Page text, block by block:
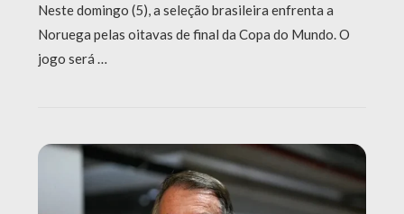
Neste domingo (5), a seleção brasileira enfrenta a
Noruega pelas oitavas de final da Copa do Mundo. O
jogo será …